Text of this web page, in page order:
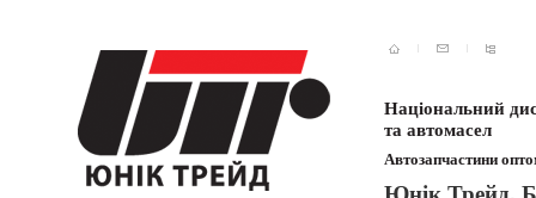
Національний
та автомасел
Автозапчастини